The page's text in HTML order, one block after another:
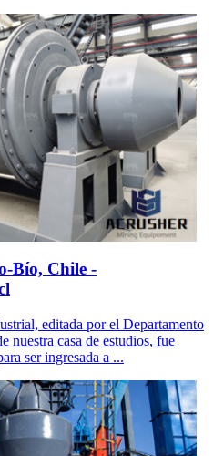
Bío, Chile -
editada por el Departamento
nuestra casa de estudios, fue
ser ingresada a ...